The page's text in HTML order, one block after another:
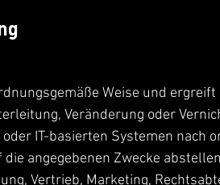
Weise und
Veränderung oder
IT-basierten Systemen nach
angegebenen Zwecke
Vertrieb, Marketing,